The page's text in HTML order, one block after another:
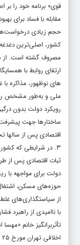
قوی» برنامه خود را بر
مقابله با فساد برای
حجم زیادی
کشور، اصلی‌ترین
مصروف گشته است. از
ارتقای روابط با
های نوظهور، مذاکره با
ملی و به‌طور مشخص
رویکرد دولت بدون
ساختارها جهت
اقتصادی پس از سال­ها
۳. در شرایطی که
ثبات اقتصادی پس از
دولت برای مواجهه با
حوزه‌های مسکن،
از سیاستگذاری‌های
با ناامیدی از راهبرد
تأثربرانگیز خانم